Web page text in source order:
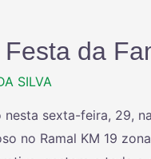
da
SILVA
sexta-feira, 29,
no Ramal KM 19